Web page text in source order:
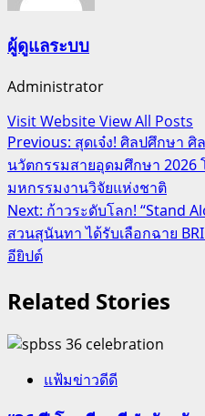
ผู้ดูแลระบบ
Administrator
Visit WebsiteView All Posts
Post
navigation
Previous: สุดเจ๋ง! ศิลปศึกษา
นวัตกรรมสายอุดมศึกษา 2026
มหกรรมงานวิจัยแห่งชาติ
Next: ก้าวระดับโลก! “Stand
สวนสุนันทา ได้รับเลือกฉาย
อียิปต์
Related Stories
แฟ้มข่าวดีดี